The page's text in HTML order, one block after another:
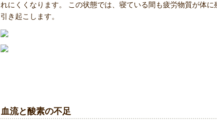
れにくくなります。 この状態では、寝ている間も疲労物質が体
引き起こします。
血流と酸素の不足